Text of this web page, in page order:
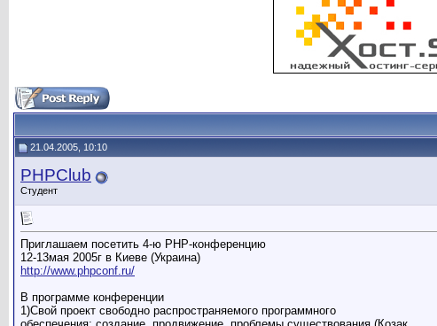
21.04.2005, 10:10
PHPClub
Студент
Приглашаем посетить 4-ю PHP-конференцию
12-13мая 2005г в Киеве (Украина)
http://www.phpconf.ru/
В программе конференции
1)Свой проект свободно распространяемого программного